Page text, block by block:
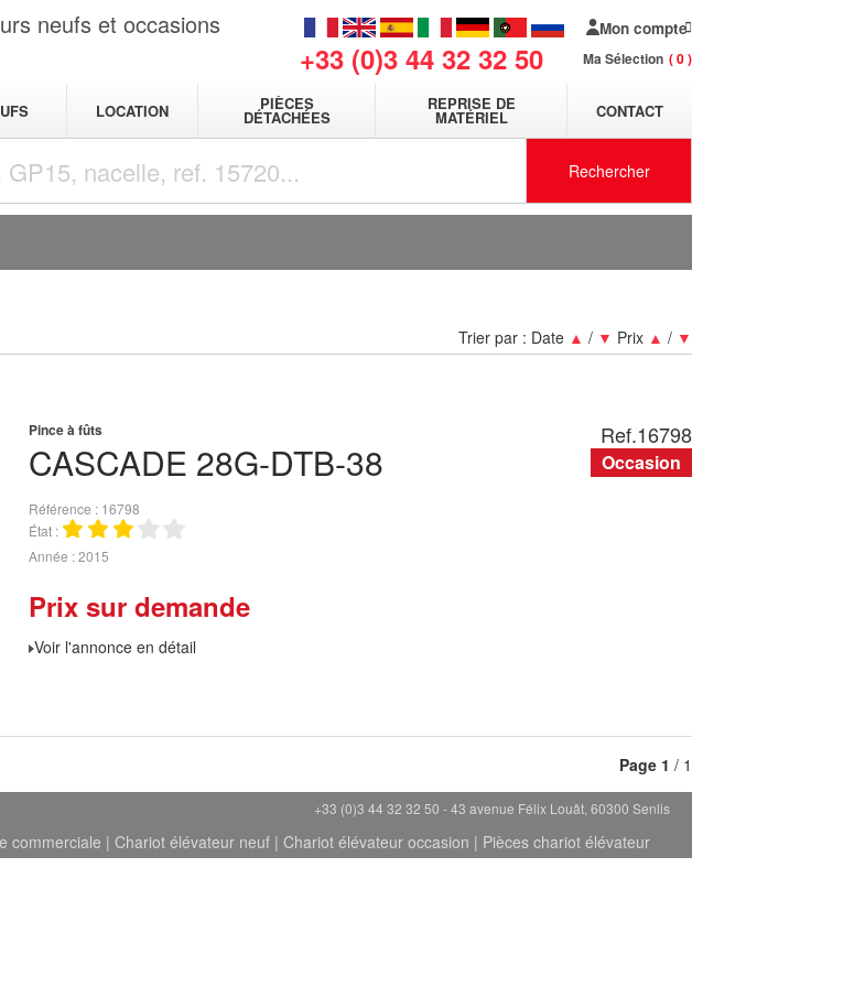
neufs et occasions
+33 (0)3 44 32 32 50
Mon compte
Ma Sélection 0
LOCATION PIÈCES
DÉTACHÉES
REPRISE DE
MATÉRIEL CONTACT
Rechercher
Trier par : Date ▲ / ▼ Prix ▲ / ▼
CASCADE 28G-DTB-38
Pince à fûts
Référence
16798
État
Année 2015
Prix sur demande
Voir l'annonce en détail
Ref.16798
Occasion
Page 1 / 1
+33 (0)3 44 32 32 50 - 43 avenue Félix Louât, 60300 Senlis
commerciale | Chariot élévateur neuf| Chariot élévateur occasion | Pièces chariot élévateur